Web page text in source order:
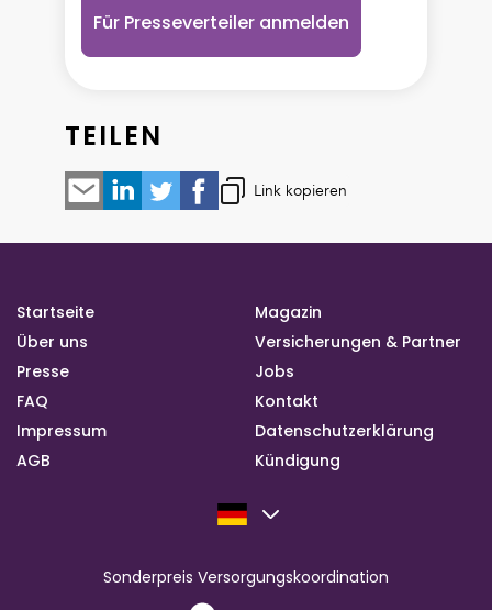
Für Presseverteiler anmelden
TEILEN
Link kopieren
Startseite
Magazin
Über uns
Versicherungen & Partner
Presse
Jobs
FAQ
Kontakt
Impressum
Datenschutzerklärung
AGB
Kündigung
Sonderpreis Versorgungskoordination